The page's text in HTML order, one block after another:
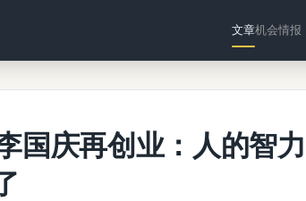
文章机会情报
国庆再创业：人的智